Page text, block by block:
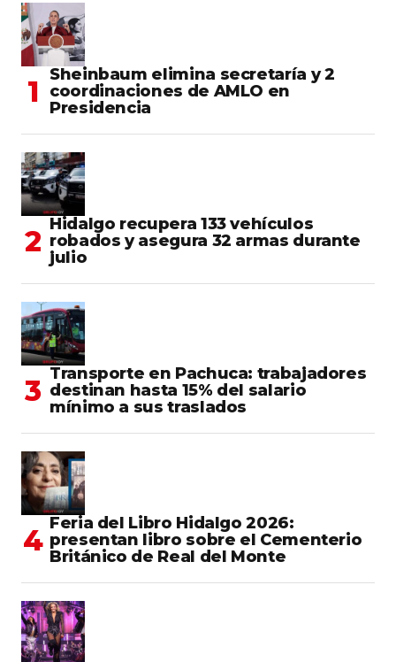
Sheinbaum elimina secretaría y 2
coordinaciones de AMLO en
Presidencia
Hidalgo recupera 133 vehículos
robados y asegura 32 armas durante
julio
Transporte en Pachuca: trabajadores
destinan hasta 15% del salario
mínimo a sus traslados
Feria del Libro Hidalgo 2026:
presentan libro sobre el Cementerio
Británico de Real del Monte